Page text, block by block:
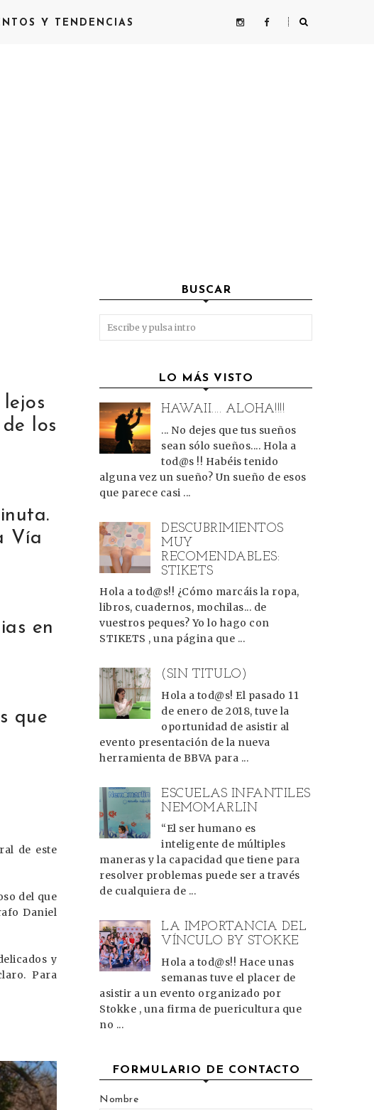
Y TENDENCIAS
los
Vía
en
que
de este
del que
Daniel
y
Para
BUSCAR
LO MÁS VISTO
HAWAII.... ALOHA!!!!
... No dejes que tus sueños
sean sólo sueños.... Hola a
tod@s !! Habéis tenido
alguna vez un sueño? Un sueño de esos
que parece casi ...
DESCUBRIMIENTOS
MUY
RECOMENDABLES:
STIKETS
Hola a tod@s!! ¿Cómo marcáis la ropa,
libros, cuadernos, mochilas... de
vuestros peques? Yo lo hago con
STIKETS , una página que ...
(SIN TÍTULO)
Hola a tod@s! El pasado 11
de enero de 2018, tuve la
oportunidad de asistir al
evento presentación de la nueva
herramienta de BBVA para ...
ESCUELAS INFANTILES
NEMOMARLIN
“El ser humano es
inteligente de múltiples
maneras y la capacidad que tiene para
resolver problemas puede ser a través
de cualquiera de ...
LA IMPORTANCIA DEL
VÍNCULO BY STOKKE
Hola a tod@s!! Hace unas
semanas tuve el placer de
asistir a un evento organizado por
Stokke , una firma de puericultura que
no ...
FORMULARIO DE CONTACTO
Nombre